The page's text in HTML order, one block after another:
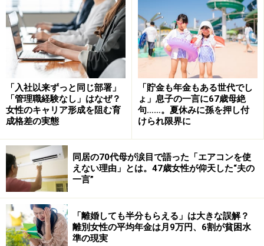
す」
頭を打ち、足首も骨折しているという。ミユキさんもそ
の日、病院に駆けつけた。
いっせいに走り出す乗客
結局、脳に影響はなかったが内出血のため顔が腫れてか
術、経過観察などで1カ月ほど入院、そこからリハビリ
病院に転院した。
「どういうふうに出勤していたのかを知るために、義実
家に泊まって義母と同じ経路をたどってみたんです。始
発電車に乗って、ターミナル駅で乗り換えて。いやあ、
怖かったです。始発って案外、混んでるんですよ。そし
「入社以来ずっと同じ部署」
「管理職経験なし」はなぜ？
女性のキャリア形成を阻む育
成格差の実態
「貯金も年金もある世代でし
ょ」息子の一言に67歳母絶
句……。夏休みに孫を押し付
けられ限界に
同居の70代母が涙目で語った「エアコンを使
えない理由」とは。47歳女性が仰天した“夫の
一言”
「離婚しても半分もらえる」は大きな誤解？
離別女性の平均年金は月9万円、6割が貧困水
準の現実